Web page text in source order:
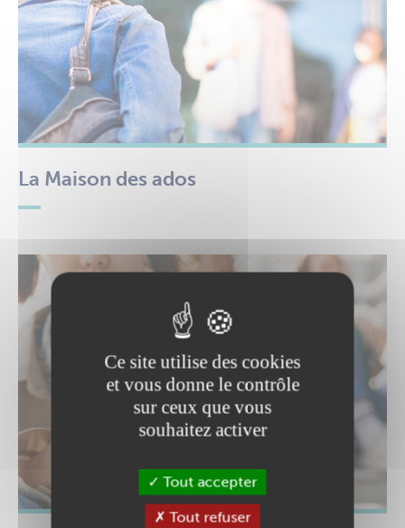
La Maison des ados
Ce site utilise des cookies
et vous donne le contrôle
sur ceux que vous
souhaitez activer
Tout accepter
Tout refuser